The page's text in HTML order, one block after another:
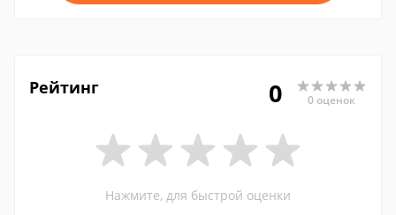
Рейтинг 0 0 оценок
Нажмите, для быстрой оценки